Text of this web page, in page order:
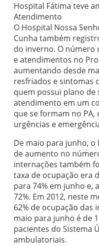
Hospital Fátima teve
Atendimento
O Hospital Nossa
Cunha também
do inverno. O número
e atendimentos no
aumentando desde
resfriados e sintomas
quem possui plano
atendimento em um
que se formam no
urgências e
De maio para junho, o
de aumento no
internações também
taxa de ocupação era
para 74% em junho e,
72%. Em 2012, neste
62% de ocupação das
maio para junho é de
pacientes do Sistema
ambulatoriais.